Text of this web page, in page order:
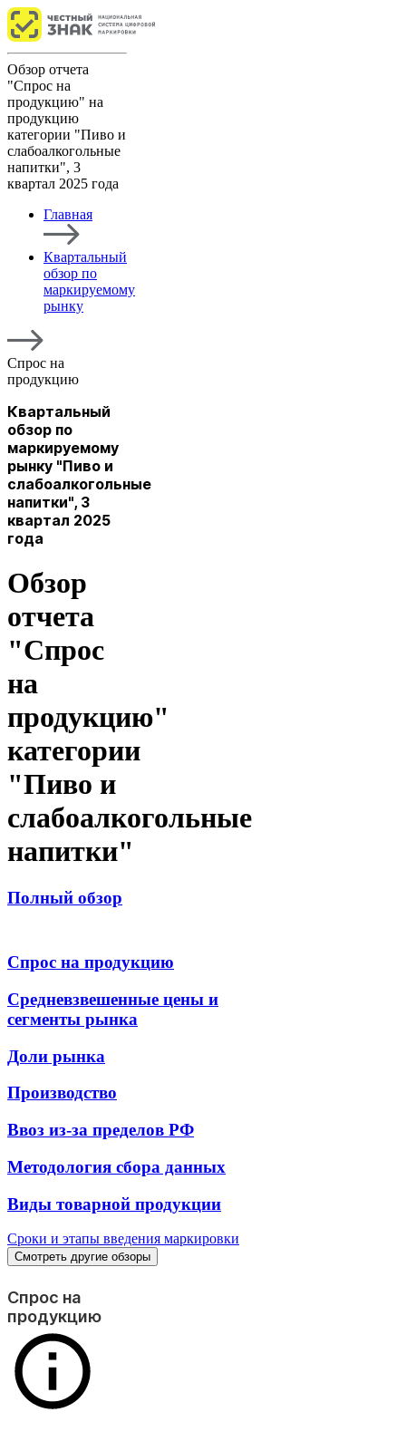
Обзор отчета
"Спрос на
продукцию" на
продукцию
категории "Пиво и
слабоалкогольные
напитки", 3
квартал 2025 года
Главная
Квартальный
обзор по
маркируемому
рынку
Спрос на
продукцию
Квартальный
обзор по
маркируемому
рынку "Пиво и
слабоалкогольные
напитки", 3
квартал 2025
года
Обзор
отчета
"Спрос
на
продукцию"
категории
"Пиво и
слабоалкогольные
напитки"
Полный обзор
Спрос на продукцию
Средневзвешенные цены и
сегменты рынка
Доли рынка
Производство
Ввоз из-за пределов РФ
Методология сбора данных
Виды товарной продукции
Сроки и этапы введения маркировки
Смотреть другие обзоры
Спрос на
продукцию